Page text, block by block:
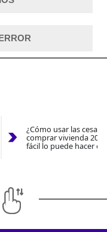
¿Cómo usar las
comprar vivienda
fácil lo puede hacer